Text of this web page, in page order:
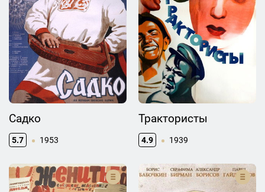
Садко
5.7 1953
Трактористы
4.9 1939